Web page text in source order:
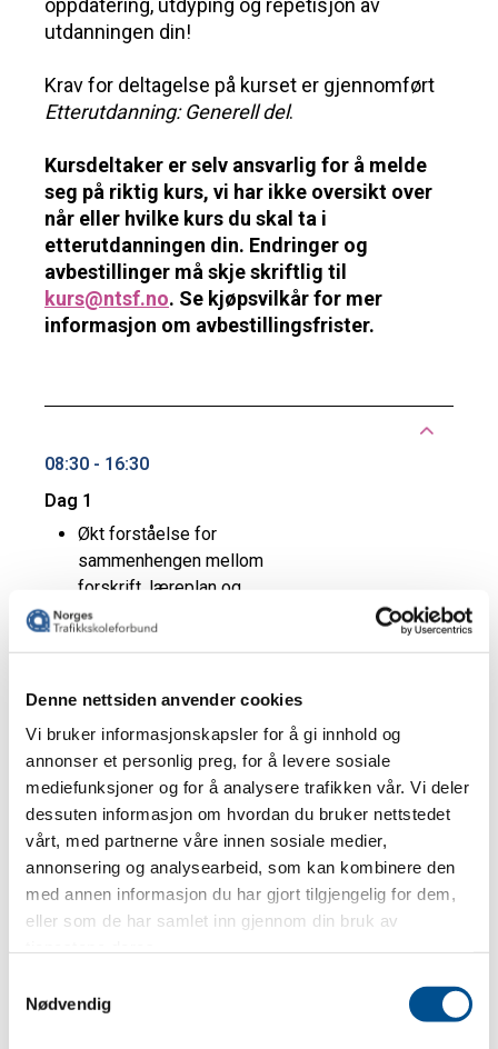
Denne nettsiden anvender cookies
Vi bruker informasjonskapsler for å gi innhold og
annonser et personlig preg, for å levere sosiale
mediefunksjoner og for å analysere trafikken vår. Vi deler
dessuten informasjon om hvordan du bruker nettstedet
vårt, med partnerne våre innen sosiale medier,
annonsering og analysearbeid, som kan kombinere den
med annen informasjon du har gjort tilgjengelig for dem,
eller som de har samlet inn gjennom din bruk av
Nødvendig